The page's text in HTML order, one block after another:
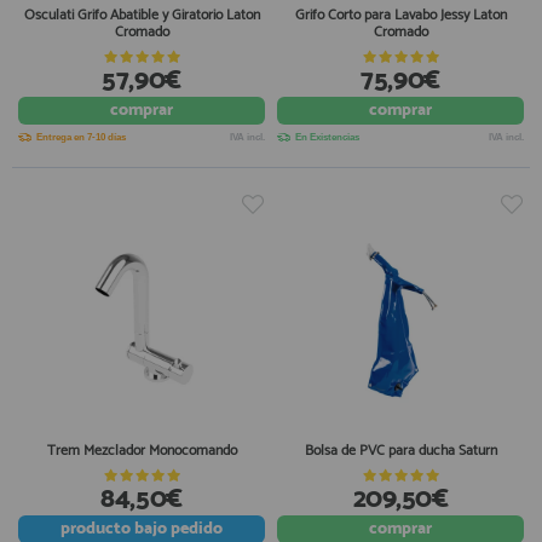
Osculati Grifo Abatible y Giratorio Laton
Cromado
57,90€
comprar
Entrega en 7-10 días IVA incl.
Grifo Corto para Lavabo Jessy Laton
Cromado
75,90€
comprar
En Existencias IVA incl.
Trem Mezclador Monocomando
84,50€
productobajo pedido
Bolsa de PVC para ducha Saturn
209,50€
comprar